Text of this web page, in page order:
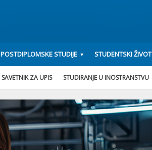
POSTDIPLOMSKE STUDIJE STUDENTSKI ŽIVOT
SAVETNIK ZA UPIS STUDIRANJE U INOSTRANSTVU